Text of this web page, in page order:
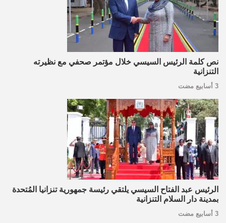
نص كلمة الرئيس السيسي خلال مؤتمر صحفي مع نظيرته
التنزانية
3 أسابيع مضت
الرئيس عبد الفتاح السيسي يلتقي رئيسة جمهورية تنزانيا المُتحدة
بمدينة دار السلام التنزانية
3 أسابيع مضت